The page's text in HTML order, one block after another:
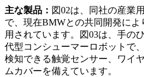
主な製品： 図02は、同社の産業
で、現在BMWとの共同開発に
用されています。図03は、手の
代型コンシューマーロボットで
検知できる触覚センサー、ワイ
ムカバーを備えています。